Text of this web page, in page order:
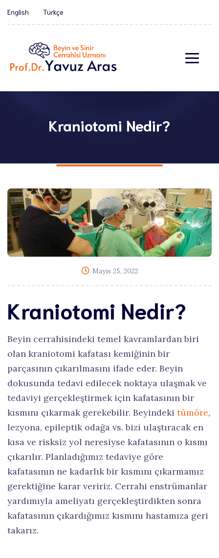
English Türkçe
Kraniotomi Nedir?
Mayıs 25, 2022
Kraniotomi Nedir?
Beyin cerrahisindeki temel kavramlardan biri
olan kraniotomi kafatası kemiğinin bir
parçasının çıkarılmasını ifade eder. Beyin
dokusunda tedavi edilecek noktaya ulaşmak ve
tedaviyi gerçekleştirmek için kafatasının bir
kısmını çıkarmak gerekebilir. Beyindeki tümöre,
lezyona, epileptik odağa vs. bizi ulaştıracak en
kısa ve risksiz yol neresiyse kafatasının o kısmı
çıkarılır. Planladığımız tedaviye göre
kafatasının ne kadarlık bir kısmını çıkarmamız
gerektiğine karar veririz. Cerrahi enstrümanlar
yardımıyla ameliyatı gerçekleştirdikten sonra
kafatasının çıkardığımız kısmını hastamıza geri
takarız.